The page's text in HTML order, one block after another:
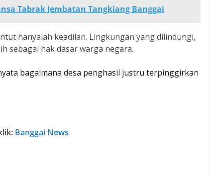
Tabrak Jembatan Tangkiang Banggai
hanyalah keadilan. Lingkungan yang dilindungi,
sebagai hak dasar warga negara.
bagaimana desa penghasil justru terpinggirkan
Banggai News